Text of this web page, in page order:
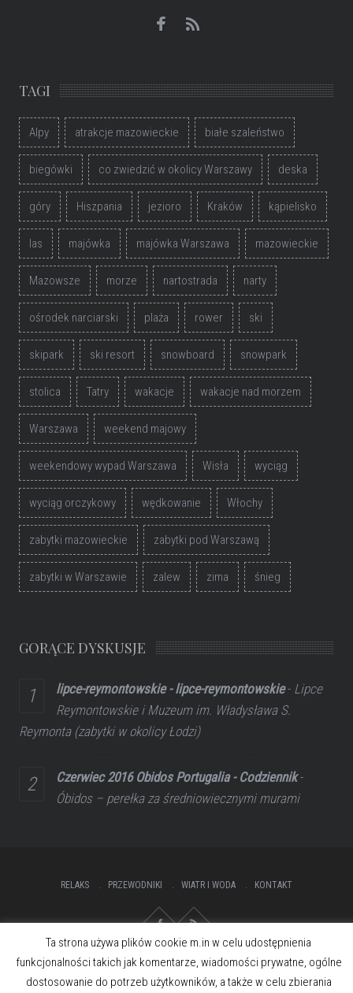
TAGI
Alpy atrakcje mazowieckie białe szaleństwo
biegówki co zwiedzić w okolicy Warszawy deska
góry Hiszpania jezioro Kraków kąpielisko
las majówka majówka Warszawa mazowieckie
Mazowsze morze nartostrada narty
ośrodek narciarski plaża rower ski
skipark ski resort snowboard snowpark
stolica Tatry wakacje wakacje nad morzem
Warszawa weekend majowy
weekendowy wypad Warszawa Wisła wyciąg
wyciąg orczykowy wędkowanie Włochy
zabytki mazowieckie zabytki pod Warszawą
zabytki w Warszawie zalew zima śnieg
GORĄCE DYSKUSJE
lipce-reymontowskie - lipce-reymontowskie- Lipce
Reymontowskie i Muzeum im. Władysława S.
Reymonta (zabytki w okolicy Łodzi)
Czerwiec 2016 Obidos Portugalia - Codziennik-
Óbidos – perełka za średniowiecznymi murami
RELAKS PRZEWODNIKI WIATR I WODA KONTAKT
Ta strona używa plików cookie m.in w celu udostępnienia
funkcjonalności takich jak komentarze, wiadomości prywatne, ogólne
dostosowanie do potrzeb użytkowników, a także w celu zbierania